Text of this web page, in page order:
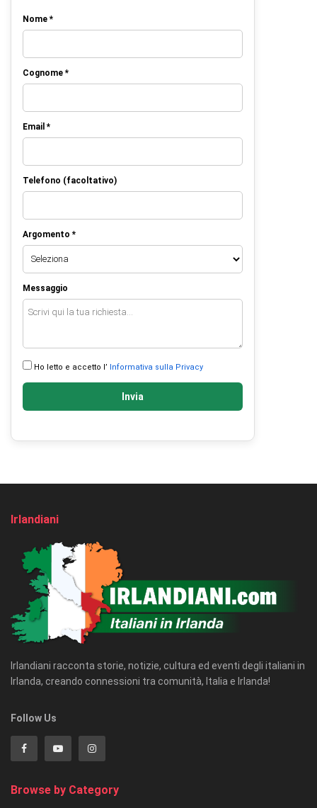
Nome *
Cognome *
Email *
Telefono (facoltativo)
Argomento *
Messaggio
Ho letto e accetto l’ Informativa sulla Privacy
Invia
Irlandiani
Irlandiani racconta storie, notizie, cultura ed eventi degli italiani in
Irlanda, creando connessioni tra comunità, Italia e Irlanda!
Follow Us
Browse by Category